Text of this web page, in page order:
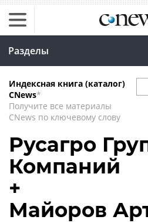
Разделы
Индексная книга (каталог)
CNews*
Получите все материалы
CNews по ключевому слову
Русагро
Компаний
+
Майоров